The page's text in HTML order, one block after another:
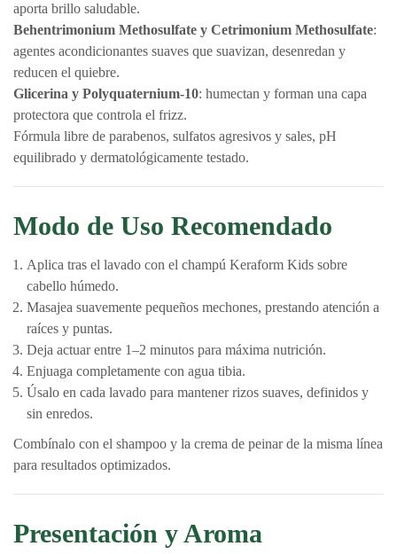
aporta brillo saludable.
Behentrimonium Methosulfate y Cetrimonium Methosulfate:
agentes acondicionantes suaves que suavizan, desenredan y
reducen el quiebre.
Glicerina y Polyquaternium‑10: humectan y forman una capa
protectora que controla el frizz.
Fórmula libre de parabenos, sulfatos agresivos y sales, pH
equilibrado y dermatológicamente testado.
Modo de Uso Recomendado
Aplica tras el lavado con el champú Keraform Kids sobre
cabello húmedo.
Masajea suavemente pequeños mechones, prestando atención a
raíces y puntas.
Deja actuar entre 1–2 minutos para máxima nutrición.
Enjuaga completamente con agua tibia.
Úsalo en cada lavado para mantener rizos suaves, definidos y
sin enredos.
Combínalo con el shampoo y la crema de peinar de la misma línea
para resultados optimizados.
Presentación y Aroma